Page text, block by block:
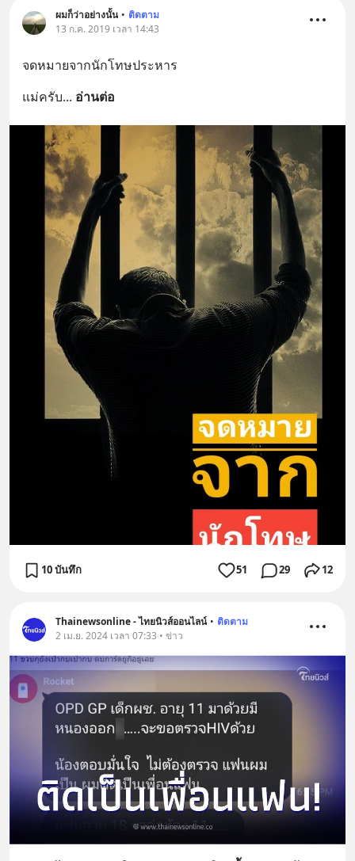
ผมก็ว่าอย่างนั้น • ติดตาม
13 ก.ค. 2019 เวลา 14:43
จดหมายจากนักโทษประหาร
แม่ครับ... อ่านต่อ
10 บันทึก 51 29 12
Thainewsonline - ไทยนิวส์ออนไลน์ • ติดตาม
2 เม.ย. 2024 เวลา 07:33 • ข่าว